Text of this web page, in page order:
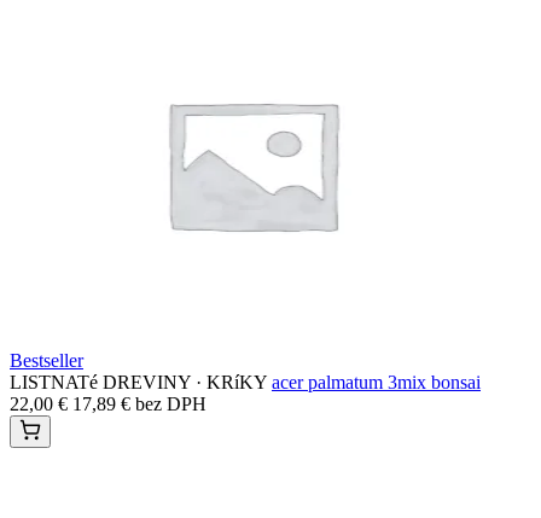
Bestseller
LISTNATé DREVINY · KRíKY acer palmatum 3mix bonsai
22,00 € 17,89 € bez DPH